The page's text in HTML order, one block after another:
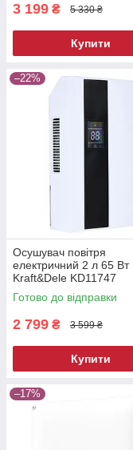
3 199 ₴ 5 330 ₴
Купити
–22%
Осушувач повітря
електричний 2 л 65 Вт
Kraft&Dele KD11747
побутовий
Готово до відправки
2 799 ₴ 3 599 ₴
Купити
–17%